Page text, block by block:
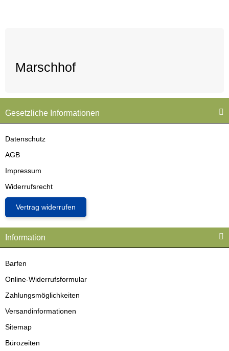
Marschhof
Gesetzliche Informationen
Datenschutz
AGB
Impressum
Widerrufsrecht
Vertrag widerrufen
Information
Barfen
Online-Widerrufsformular
Zahlungsmöglichkeiten
Versandinformationen
Sitemap
Bürozeiten